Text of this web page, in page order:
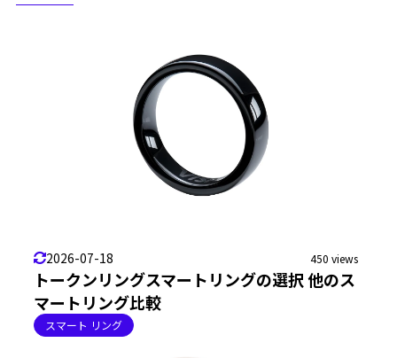
2026-07-18 450 views
トークンリングスマートリングの選択 他のス
マートリング比較
スマート リング